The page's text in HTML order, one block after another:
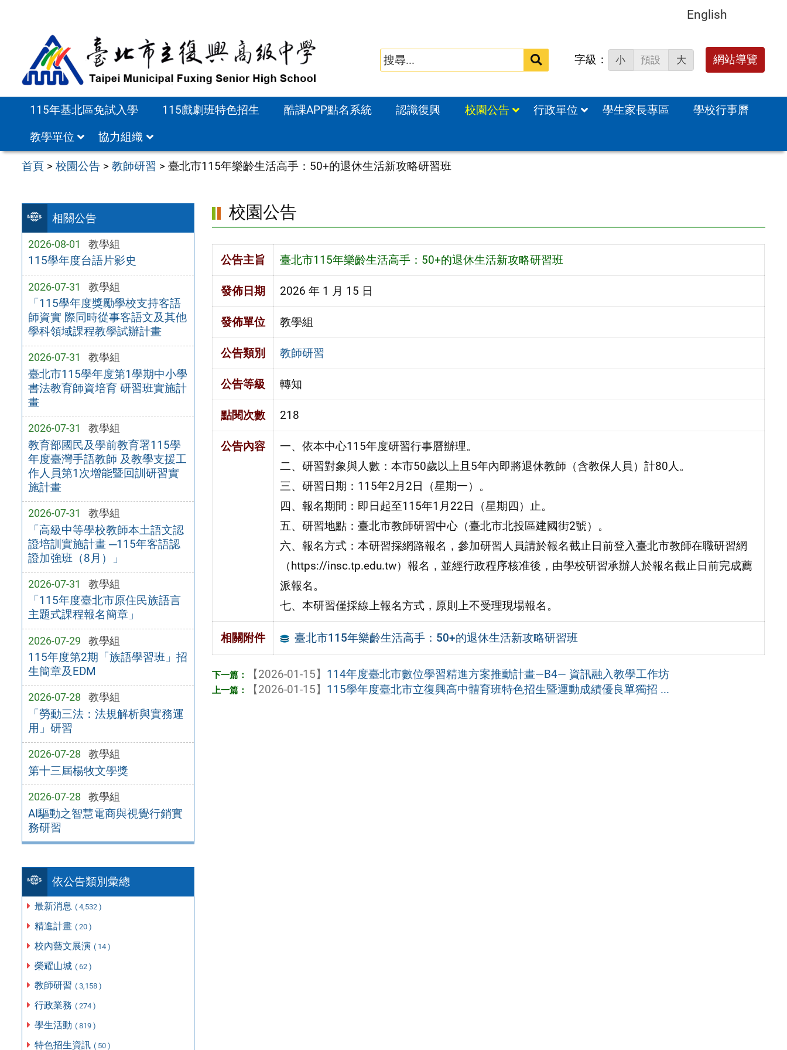
English
搜
字級： 小 預設 大 網站導覽
115年基北區免試入學 115戲劇班特色招生 酷課APP點名系統 認識復興 校園公告 行政單位 學生家長專區
學校行事曆
教學單位
協力組織
首頁 >校園公告 >教師研習 >臺北市115年樂齡生活高手：50+的退休生活新攻略研習班
相關公告
2026-08-01 教學組
115學年度台語片影史
2026-07-31 教學組
「115學年度獎勵學校支持客語
師資實 際同時從事客語文及其他
學科領域課程教學試辦計畫
2026-07-31 教學組
臺北市115學年度第1學期中小學
書法教育師資培育 研習班實施計
畫
2026-07-31 教學組
教育部國民及學前教育署115學
年度臺灣手語教師 及教學支援工
作人員第1次增能暨回訓研習實
施計畫
2026-07-31 教學組
「高級中等學校教師本土語文認
證培訓實施計畫 ─115年客語認
證加強班（8月）」
2026-07-31 教學組
「115年度臺北市原住民族語言
主題式課程報名簡章」
2026-07-29 教學組
115年度第2期「族語學習班」招
生簡章及EDM
2026-07-28 教學組
「勞動三法：法規解析與實務運
用」研習
2026-07-28 教學組
第十三屆楊牧文學獎
2026-07-28 教學組
AI驅動之智慧電商與視覺行銷實
務研習
依公告類別彙總
最新消息 ( 4,532 )
精進計畫 ( 20 )
校內藝文展演 ( 14 )
榮耀山城 ( 62 )
教師研習 ( 3,158 )
行政業務 ( 274 )
學生活動 ( 819 )
特色招生資訊 ( 50 )
校園公告
公告主旨 臺北市115年樂齡生活高手：50+的退休生活新攻略研習班
發佈日期 2026 年 1 月 15 日
發佈單位 教學組
公告類別 教師研習
公告等級 轉知
點閱次數 218
公告內容
一、依本中心115年度研習行事曆辦理。
二、研習對象與人數：本市50歲以上且5年內即將退休教師（含教保人員）計80人。
三、研習日期：115年2月2日（星期一）。
四、報名期間：即日起至115年1月22日（星期四）止。
五、研習地點：臺北市教師研習中心（臺北市北投區建國街2號）。
六、報名方式：本研習採網路報名，參加研習人員請於報名截止日前登入臺北市教師在職研習網
（https://insc.tp.edu.tw）報名，並經行政程序核准後，由學校研習承辦人於報名截止日前完成薦
派報名。
七、本研習僅採線上報名方式，原則上不受理現場報名。
相關附件 臺北市115年樂齡生活高手：50+的退休生活新攻略研習班
【2026-01-15】 114年度臺北市數位學習精進方案推動計畫—B4— 資訊融入教學工作坊
【2026-01-15】 115學年度臺北市立復興高中體育班特色招生暨運動成績優良單獨招 ...